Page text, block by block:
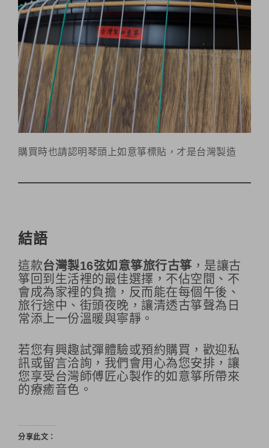
購買時也請認明琴頭上如意箏標貼，才是台灣製造
結語
這款台灣製16弦如意箏旅行古箏 ，是讓古
箏回到生活裡的最佳選擇，不佔空間、不
會成為家裡的負擔，反而能在每個午後、
旅行途中、街頭夜晚，讓清透古箏聲為日
常添上一份溫暖與寧靜。
若您有興趣試彈體驗或預約購買，歡迎私
訊或留言洽詢，我們會用心為您安排，讓
您享受台灣師傅匠心製作的如意箏所帶來
的療癒音色。
分享此文：